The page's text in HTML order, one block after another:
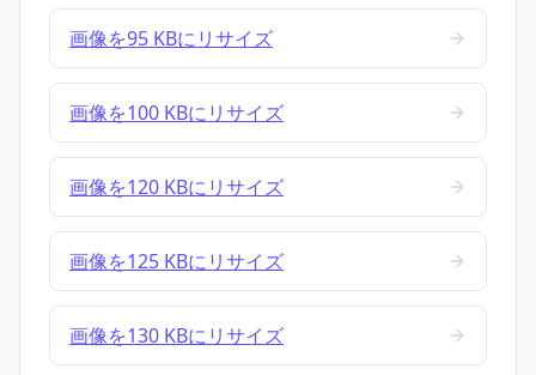
画像を95 KBにリサイズ
画像を100 KBにリサイズ
画像を120 KBにリサイズ
画像を125 KBにリサイズ
画像を130 KBにリサイズ